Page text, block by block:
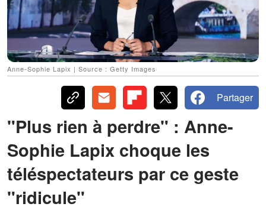
Anne-Sophie Lapix | Source : Getty Images
Partager
"Plus rien à perdre" : Anne-
Sophie Lapix choque les
téléspectateurs par ce geste
"ridicule"